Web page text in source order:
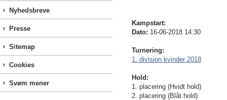
Nyhedsbreve
Presse
Sitemap
Cookies
Svøm mener
Kampstart:
Dato: 16-06-2018 14:30
Turnering:
1. division kvinder 2018
Hold:
1. placering (Hvidt hold)
2. placering (Blåt hold)